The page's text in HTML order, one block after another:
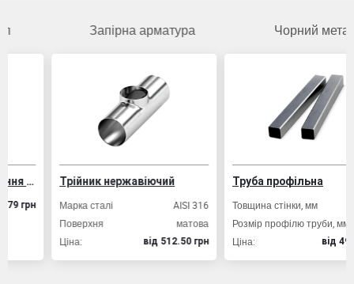
Дріт ВР-1 для армування залізобетонних конструкцій
Запірна арматура
Трійник нержавіючий
Марка сталі
AISI 316
Поверхня
матова
вiд 512.50 грн
Чорний метал
Труба профільна
Товщина стінки, мм
Розмір профілю труби, мм
Ціна:
вiд 49.80